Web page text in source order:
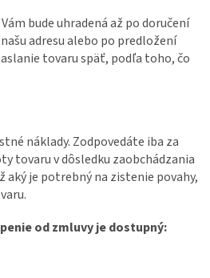
bude uhradená až po doručení
adresu alebo po predložení
tovaru späť, podľa toho, čo
náklady. Zodpovedáte iba za
tovaru v dôsledku zaobchádzania
aký je potrebný na zistenie povahy,
od zmluvy je dostupný: